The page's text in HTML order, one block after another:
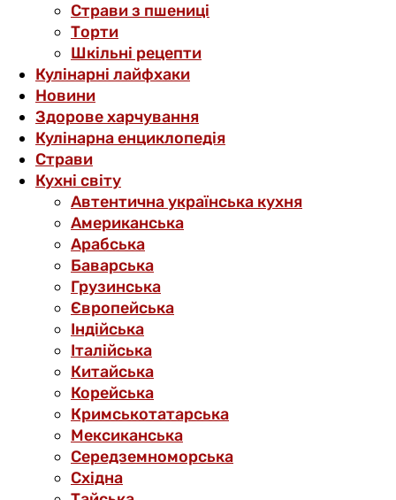
Страви з пшениці
Торти
Шкільні рецепти
Кулінарні лайфхаки
Новини
Здорове харчування
Кулінарна енциклопедія
Страви
Кухні світу
Автентична українська кухня
Американська
Арабська
Баварська
Грузинська
Європейська
Індійська
Італійська
Китайська
Корейська
Кримськотатарська
Мексиканська
Середземноморська
Східна